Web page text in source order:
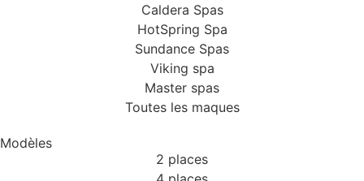
Caldera Spas
HotSpring Spa
Sundance Spas
Viking spa
Master spas
Toutes les maques
Modèles
2 places